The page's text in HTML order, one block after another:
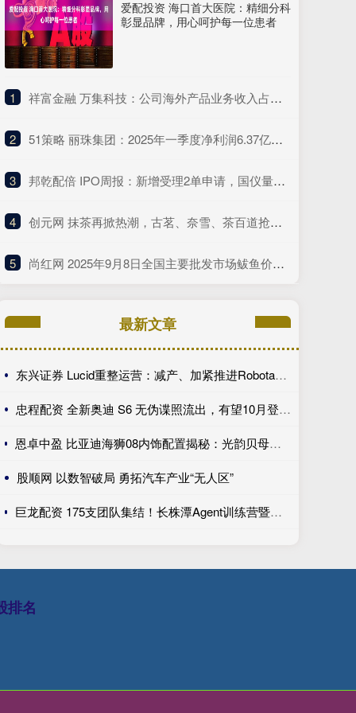
爱配投资 海口首大医院：精细分科
彰显品牌，用心呵护每一位患者
1 ​祥富金融 万集科技：公司海外产品业务收入占总营收的比例较低
2 ​51策略 丽珠集团：2025年一季度净利润6.37亿元 同比增长4.75%
3 ​邦乾配倍 IPO周报：新增受理2单申请，国仪量子年度研发投入占比下滑
4 ​创元网 抹茶再掀热潮，古茗、奈雪、茶百道抢着推这种“浓”新品
5 ​尚红网 2025年9月8日全国主要批发市场鲅鱼价格行情
最新文章
东兴证券 Lucid重整运营：减产、加紧推进Robotaxi、性价比车型继续跳票
忠程配资 全新奥迪 S6 无伪谍照流出，有望10月登陆巴黎车展完成首秀!
恩卓中盈 比亚迪海狮08内饰配置揭秘：光韵贝母饰条搭配25扬帝瓦雷音响登场
股顺网 以数智破局 勇拓汽车产业“无人区”
巨龙配资 175支团队集结！长株潭Agent训练营暨创新开发大赛第一期训练营开讲
排名